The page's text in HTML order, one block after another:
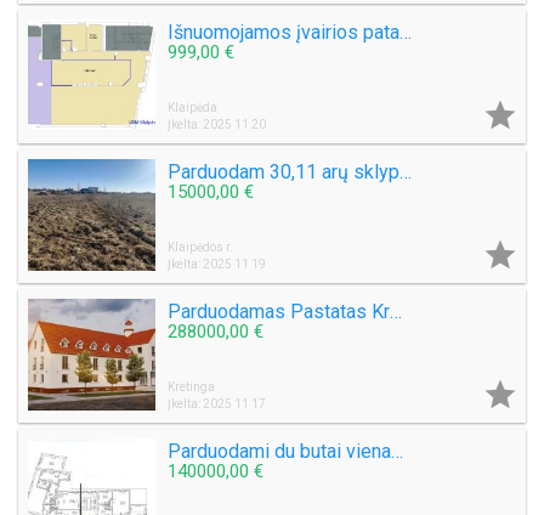
Išnuomojamos įvairios patalpos centre Naujoji Uosto g. Klaipėda
999,00 €
Klaipėda
Įkelta: 2025 11 20

Parduodam 30,11 arų sklypą Šlapšilės km, Žiburių g. 25. Klaipėdos raj.
15000,00 €
Klaipėdos r.
Įkelta: 2025 11 19

Parduodamas Pastatas Kretingos raj. Kurmaičių k. Mokyklos g. Bendras plotas 1884,73 kv.m.
288000,00 €
Kretinga
Įkelta: 2025 11 17

Parduodami du butai vienas šalia kito kurių bendras plotas 81,06 kv.m. Bokštų g.
140000,00 €